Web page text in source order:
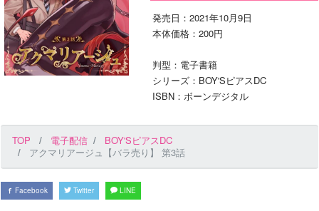
発売日：2021年10月9日
本体価格：200円
判型：電子書籍
シリーズ：BOY'SピアスDC
ISBN：ボーンデジタル
TOP 電子配信
BOY'SピアスDC
アクマリアージュ【バラ売り】 第3話
Facebook Twitter LINE